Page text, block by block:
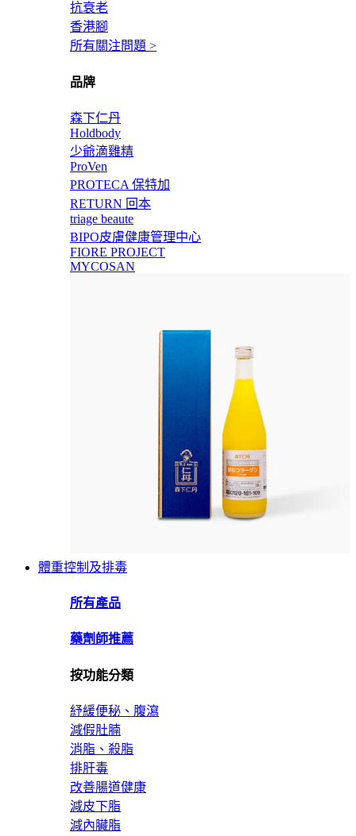
抗衰老
香港腳
所有關注問題 >
品牌
森下仁丹
Holdbody
少爺滴雞精
ProVen
PROTECA 保特加
RETURN 回本
triage beaute
BIPO皮膚健康管理中心
FIORE PROJECT
MYCOSAN
體重控制及排毒
所有產品
藥劑師推薦
按功能分類
紓緩便秘、腹瀉
減假肚腩
消脂、殺脂
排肝毒
改善腸道健康
減皮下脂
減內臟脂